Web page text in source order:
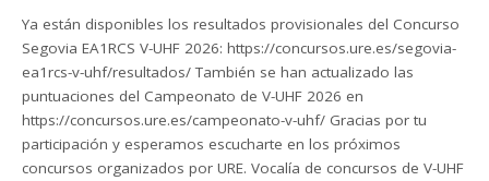
Ya están disponibles los resultados provisionales del Concurso
Segovia EA1RCS V-UHF 2026: https://concursos.ure.es/segovia-
ea1rcs-v-uhf/resultados/ También se han actualizado las
puntuaciones del Campeonato de V-UHF 2026 en
https://concursos.ure.es/campeonato-v-uhf/ Gracias por tu
participación y esperamos escucharte en los próximos
concursos organizados por URE. Vocalía de concursos de V-UHF